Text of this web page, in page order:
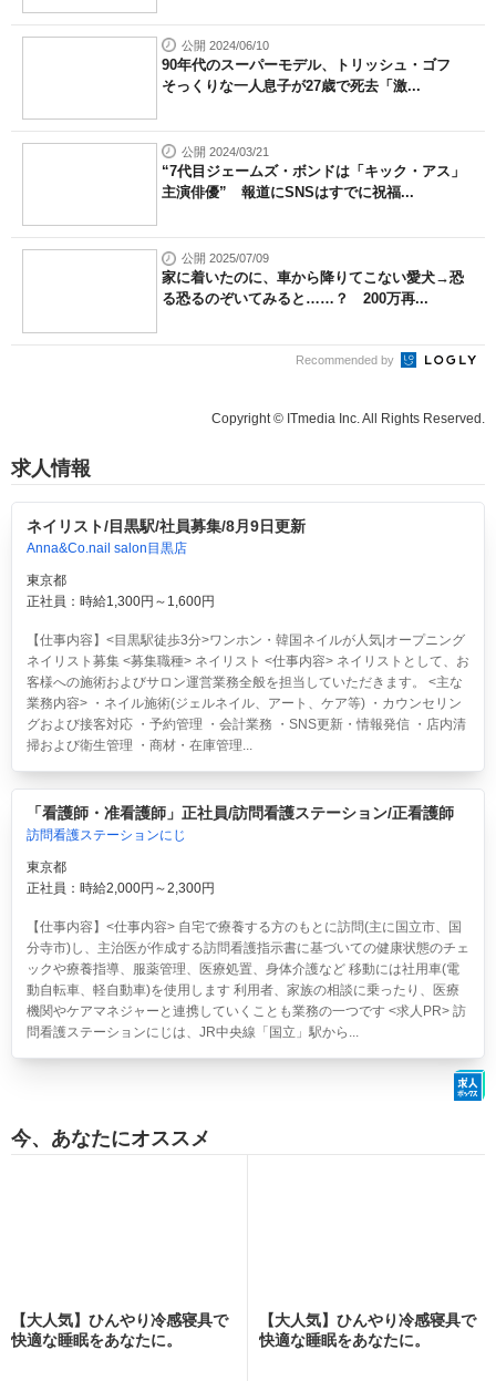
公開 2024/06/10
90年代のスーパーモデル、トリッシュ・ゴフ
そっくりな一人息子が27歳で死去「激...
公開 2024/03/21
“7代目ジェームズ・ボンドは「キック・アス」
主演俳優” 報道にSNSはすでに祝福...
公開 2025/07/09
家に着いたのに、車から降りてこない愛犬→恐
る恐るのぞいてみると……？ 200万再...
Recommended by
Copyright © ITmedia Inc. All Rights Reserved.
求人情報
ネイリスト/目黒駅/社員募集/8月9日更新
Anna&Co.nail salon目黒店
東京都
正社員：時給1,300円～1,600円
【仕事内容】<目黒駅徒歩3分>ワンホン・韓国ネイルが人気|オープニング
ネイリスト募集 <募集職種> ネイリスト <仕事内容> ネイリストとして、お
客様への施術およびサロン運営業務全般を担当していただきます。 <主な
業務内容> ・ネイル施術(ジェルネイル、アート、ケア等) ・カウンセリン
グおよび接客対応 ・予約管理 ・会計業務 ・SNS更新・情報発信 ・店内清
掃および衛生管理 ・商材・在庫管理...
「看護師・准看護師」正社員/訪問看護ステーション/正看護師
訪問看護ステーションにじ
東京都
正社員：時給2,000円～2,300円
【仕事内容】<仕事内容> 自宅で療養する方のもとに訪問(主に国立市、国
分寺市)し、主治医が作成する訪問看護指示書に基づいての健康状態のチェ
ックや療養指導、服薬管理、医療処置、身体介護など 移動には社用車(電
動自転車、軽自動車)を使用します 利用者、家族の相談に乗ったり、医療
機関やケアマネジャーと連携していくことも業務の一つです <求人PR> 訪
問看護ステーションにじは、JR中央線「国立」駅から...
今、あなたにオススメ
【大人気】ひんやり冷感寝具で
快適な睡眠をあなたに。
【大人気】ひんやり冷感寝具で
快適な睡眠をあなたに。